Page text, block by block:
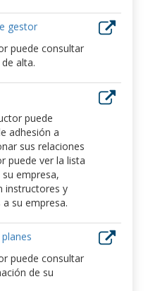
gestor
puede consultar
alta.
puede
adhesión a
sus relaciones
puede ver la lista
empresa,
instructores y
su empresa.
puede consultar
de su